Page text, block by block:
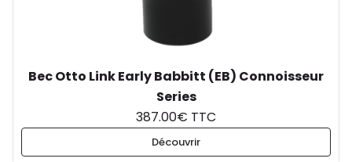
Bec Otto Link Early Babbitt (EB) Connoisseur
Series
387.00€ TTC
Découvrir